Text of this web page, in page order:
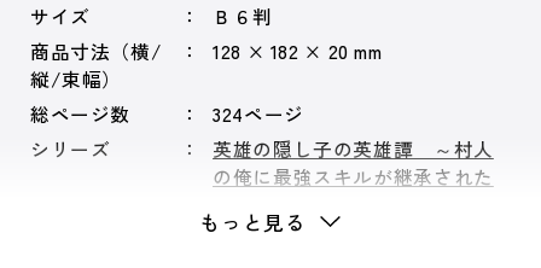
サイズ
Ｂ６判
商品寸法（横/
縦/束幅）
128 × 182 × 20 mm
総ページ数
324ページ
シリーズ
英雄の隠し子の英雄譚 ～村人
の俺に最強スキルが継承された
もっと見る